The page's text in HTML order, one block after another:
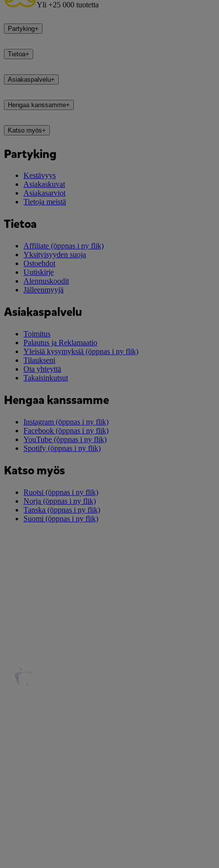
Yli +25 000 tuotetta
Partyking+
Tietoa+
Asiakaspalvelu+
Hengaa kanssamme+
Katso myös+
Partyking
Kestävyys
Asiakaskuvat
Asiakasarviot
Tietoja meistä
Tietoa
Affiliate (öppnas i ny flik)
Yksityisyyden suoja
Ostoehdot
Uutiskirje
Alennuskoodit
Jälleenmyyjä
Asiakaspalvelu
Toimitus
Palautus ja Reklamaatio
Yleisiä kysymyksiä (öppnas i ny flik)
Tilaukseni
Ota yhteyttä
Takaisinkutsut
Hengaa kanssamme
Instagram (öppnas i ny flik)
Facebook (öppnas i ny flik)
YouTube (öppnas i ny flik)
Spotify (öppnas i ny flik)
Katso myös
Ruotsi (öppnas i ny flik)
Norja (öppnas i ny flik)
Tanska (öppnas i ny flik)
Suomi (öppnas i ny flik)